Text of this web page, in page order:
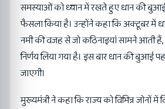
समस्याओं को ध्यान में रखते हुए धान की
फैसला किया है। उन्होंने कहा कि अक्‍टूबर में
नमी की वजह से जो कठिनाइयां सामने आती
निर्णय लिया गया है। इस बार धान की बुआई
जाएगी।
मुख्यमंत्री ने कहा कि राज्य को विभिन्न जोनों में